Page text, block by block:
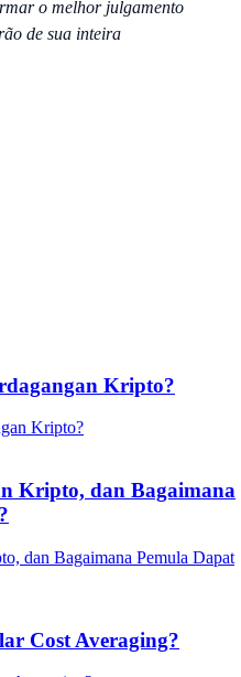
o melhor julgamento
de sua inteira
Kripto?
Kripto, dan Bagaimana
Cost Averaging?